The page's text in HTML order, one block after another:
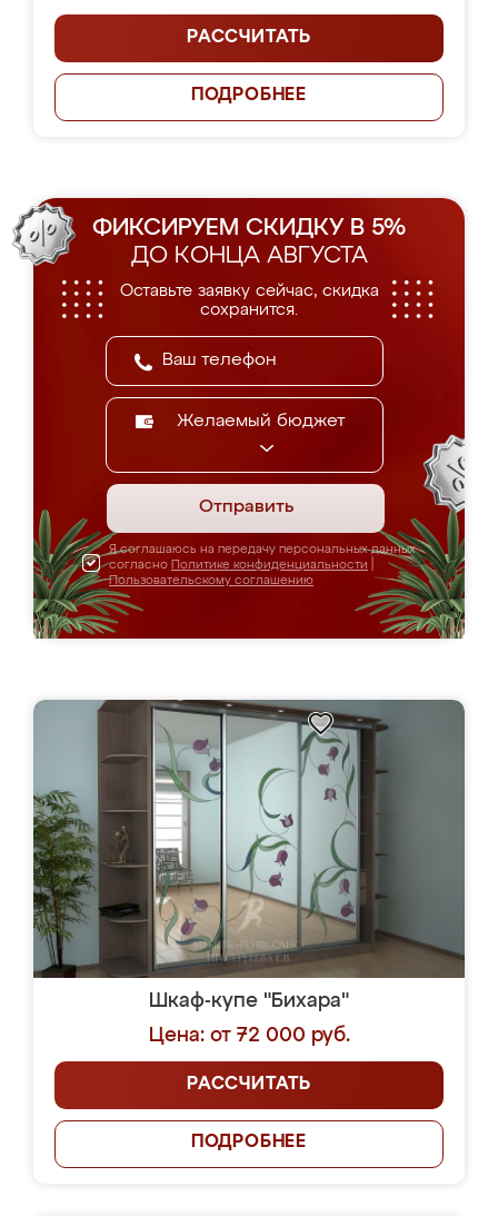
РАССЧИТАТЬ
ПОДРОБНЕЕ
ФИКСИРУЕМ СКИДКУ В 5%
ДО КОНЦА АВГУСТА
Оставьте заявку сейчас, скидка
сохранится.
Желаемый бюджет
Отправить
Я соглашаюсь на передачу персональных данных
согласно Политике конфиденциальности
Пользовательскому соглашению
Шкаф-купе "Бихара"
Цена: от 72 000 руб.
РАССЧИТАТЬ
ПОДРОБНЕЕ